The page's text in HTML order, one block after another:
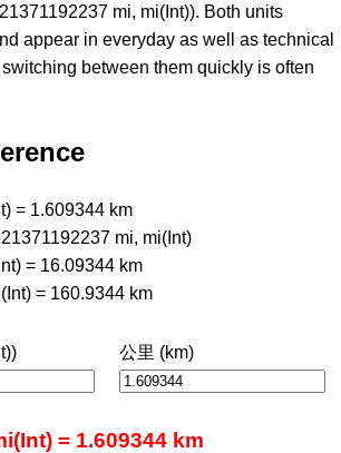
mi, mi(Int)). Both units
appear in everyday as well as technical
between them quickly is often
= 1.609344 km
mi, mi(Int)
= 16.09344 km
= 160.9344 km
公里 (km)
= 1.609344 km